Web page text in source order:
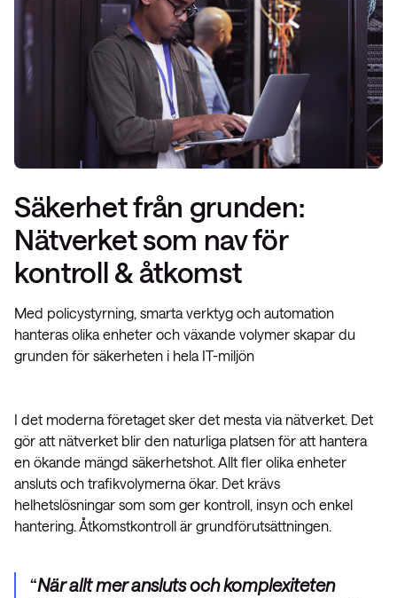
Säkerhet från grunden:
Nätverket som nav för
kontroll & åtkomst
Med policystyrning, smarta verktyg och automation
hanteras olika enheter och växande volymer skapar du
grunden för säkerheten i hela IT-miljön
I det moderna företaget sker det mesta via nätverket. Det
gör att nätverket blir den naturliga platsen för att hantera
en ökande mängd säkerhetshot. Allt fler olika enheter
ansluts och trafikvolymerna ökar. Det krävs
helhetslösningar som som ger kontroll, insyn och enkel
hantering. Åtkomstkontroll är grundförutsättningen.
När allt mer ansluts och komplexiteten